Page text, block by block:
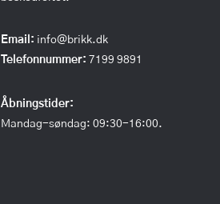
Email: info@brikk.dk
Telefonnummer: 7199 9891
Åbningstider:
Mandag-søndag: 09:30-16:00.